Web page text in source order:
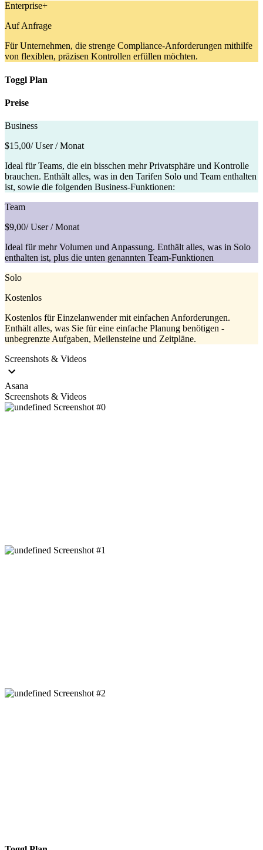
Enterprise+
Auf Anfrage
Für Unternehmen, die strenge Compliance-Anforderungen mithilfe
von flexiblen, präzisen Kontrollen erfüllen möchten.
Toggl Plan
Preise
Business
$15,00/ User / Monat
Ideal für Teams, die ein bisschen mehr Privatsphäre und Kontrolle
brauchen. Enthält alles, was in den Tarifen Solo und Team enthalten
ist, sowie die folgenden Business-Funktionen:
Team
$9,00/ User / Monat
Ideal für mehr Volumen und Anpassung. Enthält alles, was in Solo
enthalten ist, plus die unten genannten Team-Funktionen
Solo
Kostenlos
Kostenlos für Einzelanwender mit einfachen Anforderungen.
Enthält alles, was Sie für eine einfache Planung benötigen -
unbegrenzte Aufgaben, Meilensteine und Zeitpläne.
Screenshots & Videos
Asana
Screenshots & Videos